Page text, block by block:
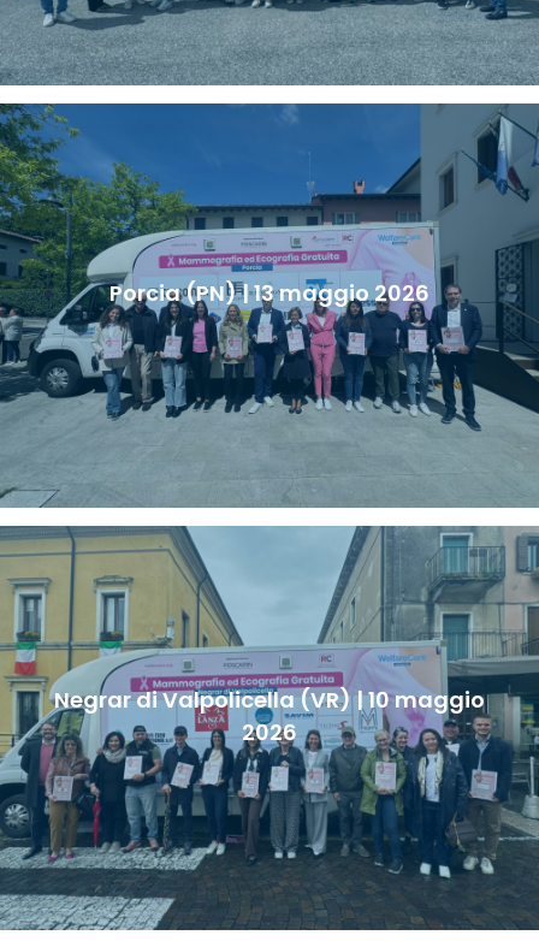
Porcia (PN) | 13 maggio 2026
Negrar di Valpolicella (VR) | 10 maggio
2026